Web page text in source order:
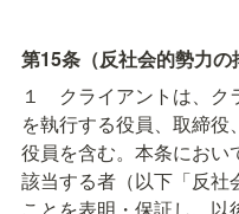
第15条（反社会的勢力の
１　クライアントは、
を執行する役員、取締
役員を含む。本条におい
該当する者（以下「反社